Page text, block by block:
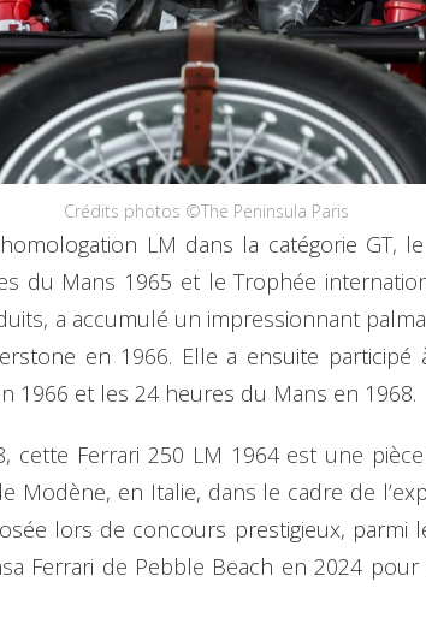
Crédits photos ©The Peninsula Paris
LM dans la catégorie
du Mans 1965 et le Trophée
a accumulé un impressionnant
en 1966. Elle a ensuite
1966 et les 24 heures du Mans en 1968.
Ferrari 250 LM 1964 est une
Modène, en Italie, dans le cadre de
lors de concours prestigieux, parmi
Ferrari de Pebble Beach en 2024